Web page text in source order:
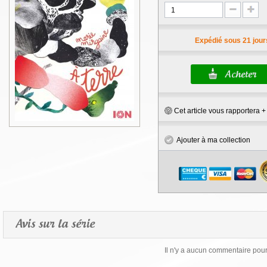
Expédié sous 21
Cet article vous rapportera +
Ajouter à ma collection
Avis sur la série
Il n'y a aucun commentaire